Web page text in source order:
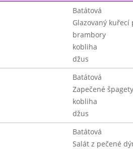
Batátová
Glazovaný
brambory
kobliha
džus
Batátová
Zapečené
kobliha
džus
Batátová
Salát z pečené